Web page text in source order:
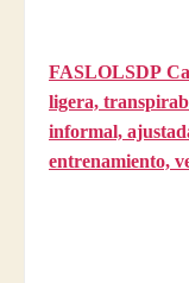
FASLOLSDP
ligera,
informal,
entrenamiento,